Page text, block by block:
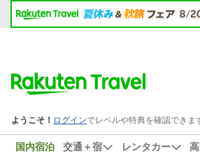
国内宿泊 交通＋宿 レンタカー